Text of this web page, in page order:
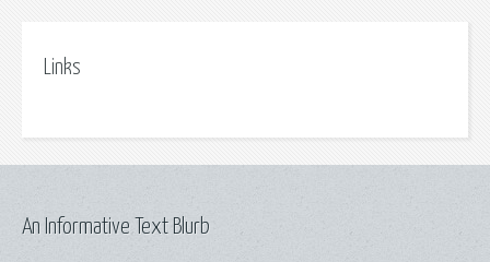
Links
An Informative Text Blurb